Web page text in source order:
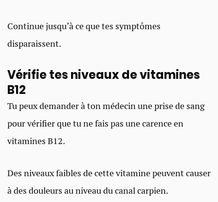
Continue jusqu’à ce que tes symptômes
disparaissent.
Vérifie tes niveaux de vitamines
B12
Tu peux demander à ton médecin une prise de sang
pour vérifier que tu ne fais pas une carence en
vitamines B12.
Des niveaux faibles de cette vitamine peuvent causer
à des douleurs au niveau du canal carpien.